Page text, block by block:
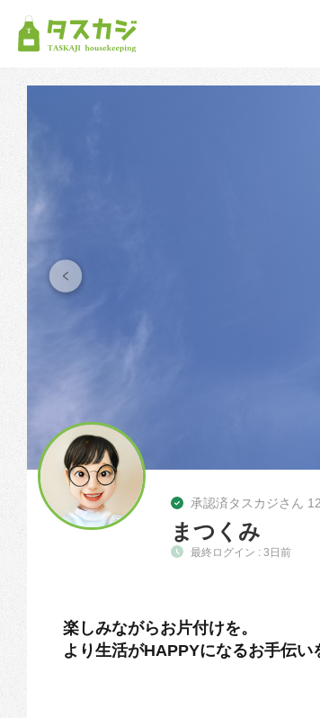
承認済タスカジさん
まつくみ
最終ログイン : 3日前
楽しみながらお片付けを。
より生活がHAPPYになるお手伝い